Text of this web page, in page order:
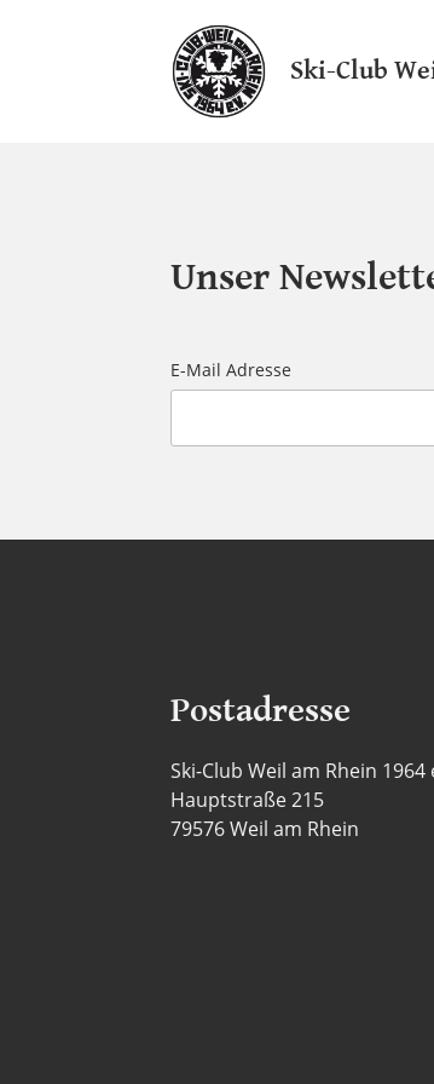
Ski-Club
Unser
E-Mail Adresse
Postadresse
Ski-Club Weil am Rhein 1964
Hauptstraße 215
79576 Weil am Rhein